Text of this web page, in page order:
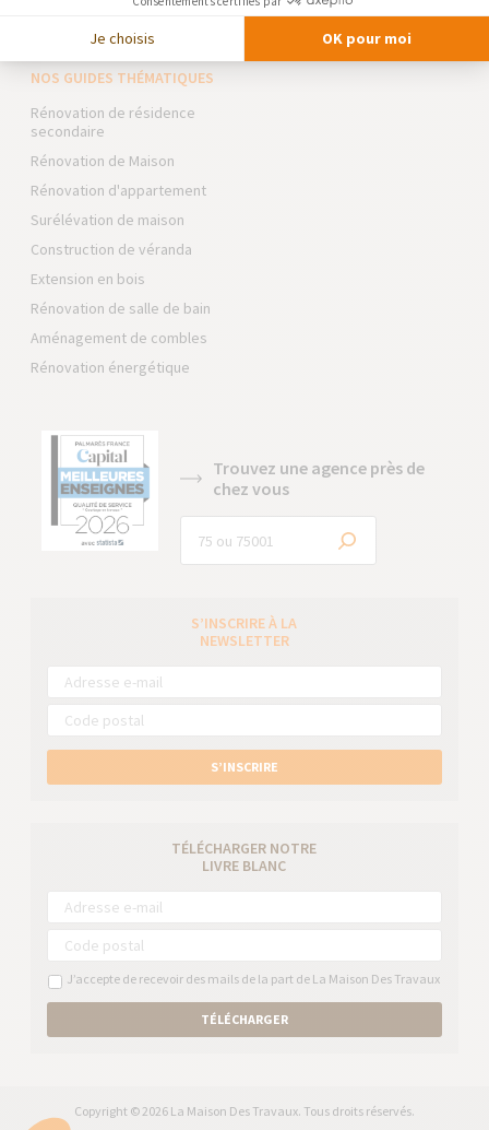
NOS GUIDES THÉMATIQUES
Rénovation de résidence
secondaire
Rénovation de Maison
Rénovation d'appartement
Surélévation de maison
Construction de véranda
Extension en bois
Rénovation de salle de bain
Aménagement de combles
Rénovation énergétique
Trouvez une agence près de
chez vous
S’INSCRIRE À LA
NEWSLETTER
S’INSCRIRE
TÉLÉCHARGER NOTRE
LIVRE BLANC
J’accepte de recevoir des mails de la part de La Maison Des Travaux
TÉLÉCHARGER
Copyright © 2026 La Maison Des Travaux. Tous droits réservés.
Consentements certifiés par
Je choisis OK pour moi